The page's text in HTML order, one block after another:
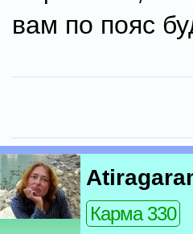
вам по пояс
Карма 330